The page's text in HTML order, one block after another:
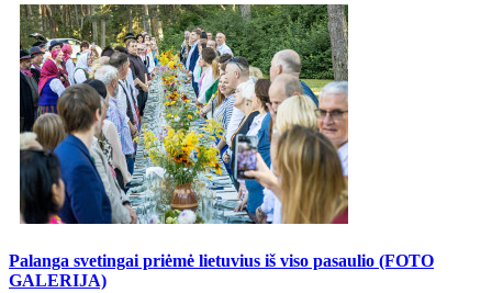
Palanga svetingai priėmė lietuvius iš viso pasaulio (FOTO
GALERIJA)